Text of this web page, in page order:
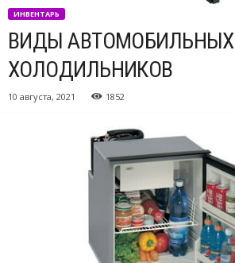
ИНВЕНТАРЬ
ВИДЫ АВТОМОБИЛЬНЫХ
ХОЛОДИЛЬНИКОВ
10 августа, 2021 1852